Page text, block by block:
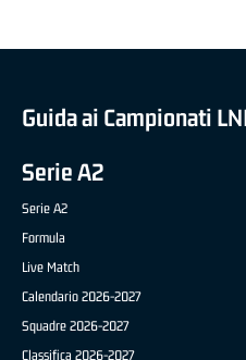
Guida ai Campionati
Serie A2
Serie A2
Formula
Live Match
Calendario 2026-2027
Squadre 2026-2027
Classifica 2026-2027